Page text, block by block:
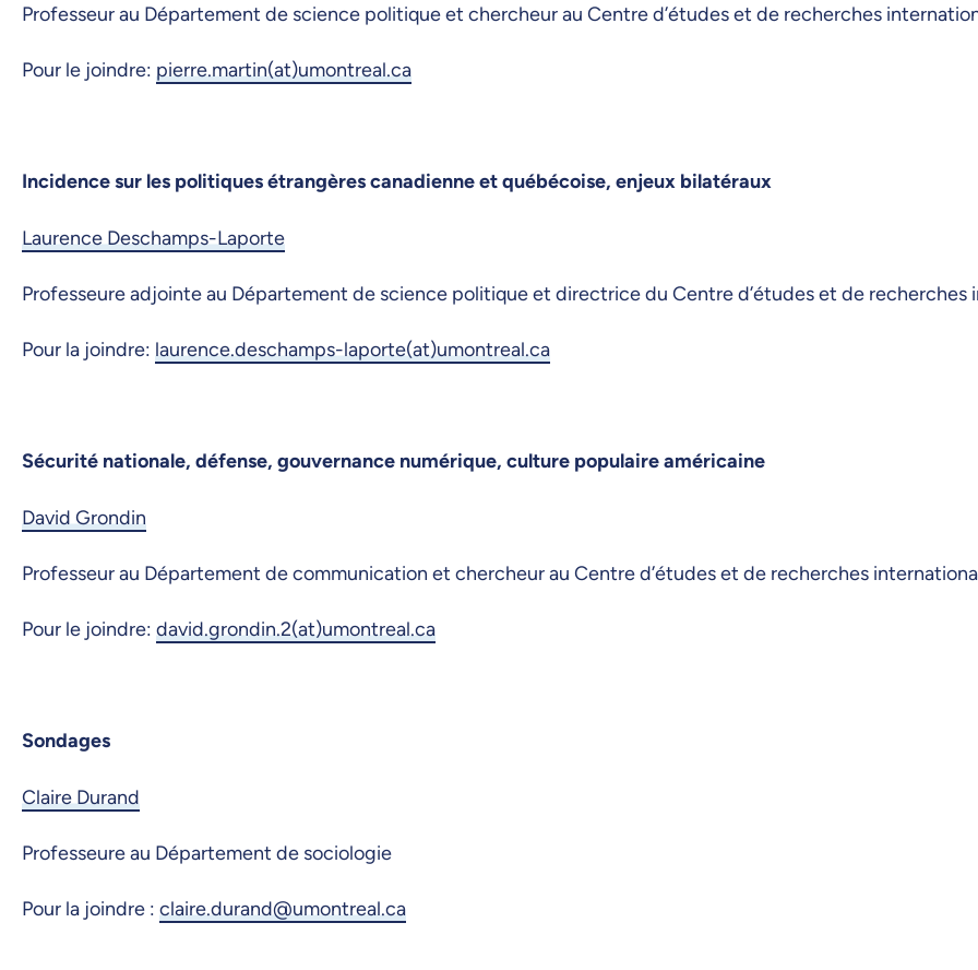
Professeur au Département de science politique et chercheur au Centre d’études et de recherches
Pour le joindre: pierre.martin(at)umontreal.ca
Incidence sur les politiques étrangères canadienne et québécoise, enjeux bilatéraux
Laurence Deschamps-Laporte
Professeure adjointe au Département de science politique et directrice du Centre d’études et de recherches
Pour la joindre: laurence.deschamps-laporte(at)umontreal.ca
Sécurité nationale, défense, gouvernance numérique, culture populaire américaine
David Grondin
Professeur au Département de communication et chercheur au Centre d’études et de recherches
Pour le joindre: david.grondin.2(at)umontreal.ca
Sondages
Claire Durand
Professeure au Département de sociologie
Pour la joindre : claire.durand@umontreal.ca